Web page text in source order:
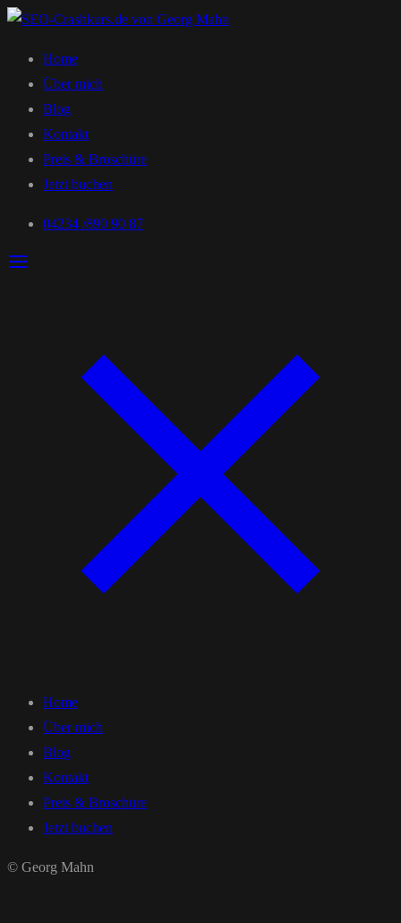
Home
Über mich
Blog
Kontakt
Preis & Broschüre
Jetzt buchen
04234 /890 90 87
Home
Über mich
Blog
Kontakt
Preis & Broschüre
Jetzt buchen
© Georg Mahn